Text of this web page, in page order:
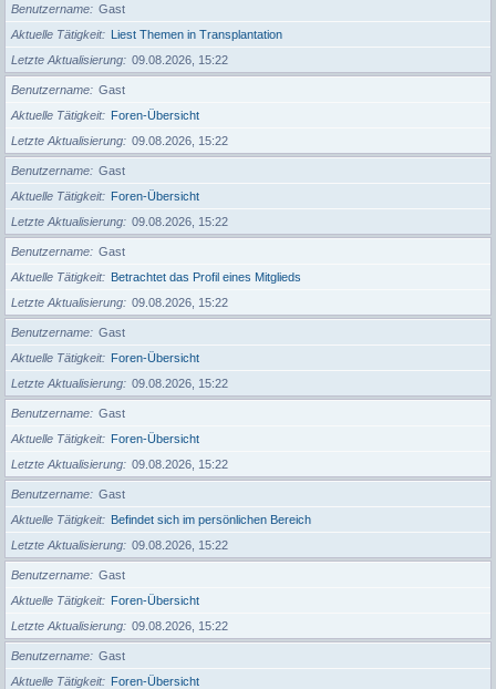
Benutzername
Gast
Aktuelle Tätigkeit
Liest Themen in Transplantation
Letzte Aktualisierung
09.08.2026, 15:22
Benutzername
Gast
Aktuelle Tätigkeit
Foren-Übersicht
Letzte Aktualisierung
09.08.2026, 15:22
Benutzername
Gast
Aktuelle Tätigkeit
Foren-Übersicht
Letzte Aktualisierung
09.08.2026, 15:22
Benutzername
Gast
Aktuelle Tätigkeit
Betrachtet das Profil eines Mitglieds
Letzte Aktualisierung
09.08.2026, 15:22
Benutzername
Gast
Aktuelle Tätigkeit
Foren-Übersicht
Letzte Aktualisierung
09.08.2026, 15:22
Benutzername
Gast
Aktuelle Tätigkeit
Foren-Übersicht
Letzte Aktualisierung
09.08.2026, 15:22
Benutzername
Gast
Aktuelle Tätigkeit
Befindet sich im persönlichen Bereich
Letzte Aktualisierung
09.08.2026, 15:22
Benutzername
Gast
Aktuelle Tätigkeit
Foren-Übersicht
Letzte Aktualisierung
09.08.2026, 15:22
Benutzername
Gast
Aktuelle Tätigkeit
Foren-Übersicht